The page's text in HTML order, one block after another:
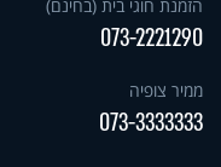
הזמנת חוגי בית (בחינם)
073-2221290
ממיר צופיה
073-3333333